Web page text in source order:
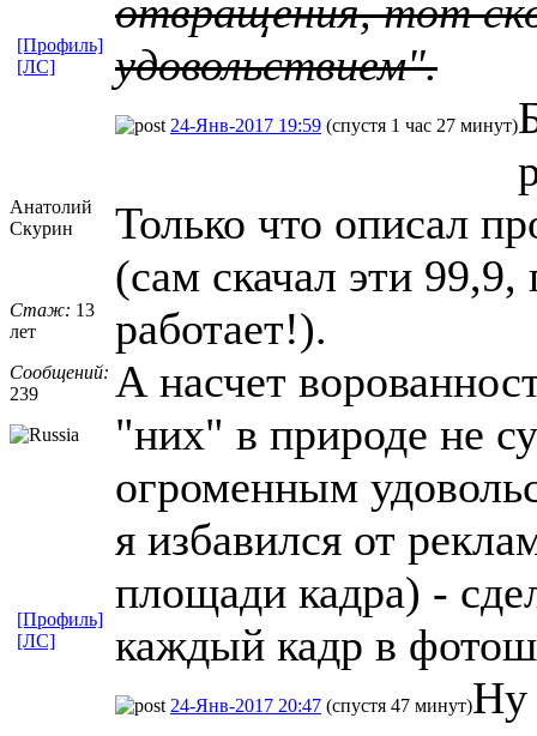
отвращения, тот
удовольствием".
[Профиль]
[ЛС]
Анатолий
Скурин
Стаж: 13
лет
Сообщений:
239
24-Янв-2017 19:59 (спустя 1 час 27 минут)
Только что описал
(сам скачал эти
работает!).
А насчет
"них" в природе не
огроменным
я избавился от
площади кадра) -
каждый кадр в
[Профиль]
[ЛС]
24-Янв-2017 20:47 (спустя 47 минут)Ну